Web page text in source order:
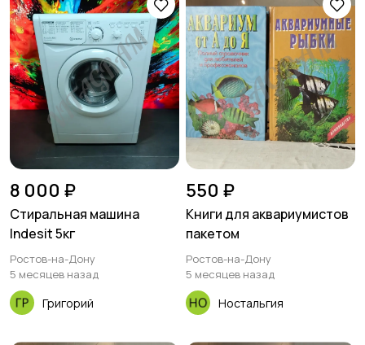
8 000 ₽
Стиральная машина
Indesit 5кг
Ростов-на-Дону
5 месяцев назад
Григорий
550 ₽
Книги для аквариумистов
пакетом
Ростов-на-Дону
5 месяцев назад
Ностальгия